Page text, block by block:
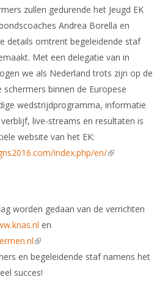
zullen gedurende het Jeugd EK
Andrea Borella en
details omtrent begeleidende staf
Met een delegatie van in
we als Nederland trots zijn op de
schermers binnen de Europese
wedstrijdprogramma, informatie
live-streams en resultaten is
website van het EK:
index.php/en/(link is external)
worden gedaan van de verrichten
en
(link is external)
en begeleidende staf namens het
succes!